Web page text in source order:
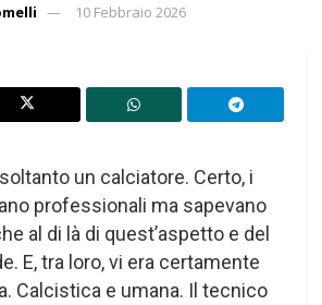
10 Febbraio 2026
un calciatore. Certo, i
professionali ma sapevano
al di là di quest’aspetto e del
E, tra loro, vi era certamente
Calcistica e umana. Il tecnico